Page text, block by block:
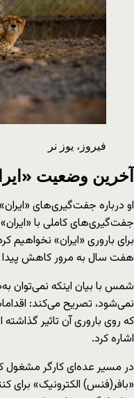
فیروز، یوز نر
آخرین وضعیت
جفت‌گیری‌های کاملی با
برای باروری «ایران»
هفت سال به مرور کاهش
شمس با بیان اینکه نمی‌توان
نمی‌شود، تصریح می‌کند:
که روی باروری آن تاثیر
اشاره کرد.
در مسیر عده‌ای کارگر
«بافر(فنس) الکترونیک» برای